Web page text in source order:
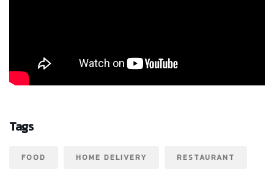
Tags
FOOD HOME DELIVERY RESTAURANT